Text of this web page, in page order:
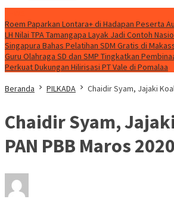
Roem Paparkan Lontara+ di Hadapan Peserta
LH Nilai TPA Tamangapa Layak Jadi Contoh
Singapura Bahas Pelatihan SDM Gratis di
Guru Olahraga SD dan SMP Tingkatkan
Perkuat Dukungan Hilirisasi PT Vale di Pomalaa
Beranda
PILKADA Chaidir Syam, Jajaki
Chaidir Syam,
PAN PBB Maros 2020